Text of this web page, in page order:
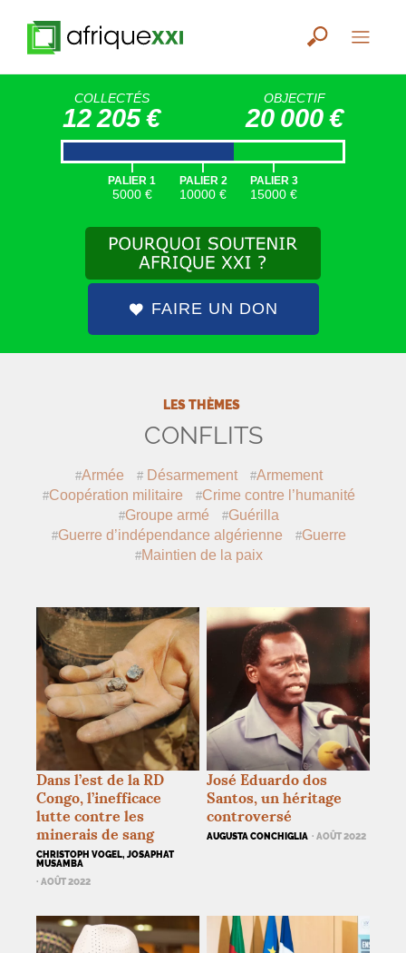
COLLECTÉS
12 205 €
OBJECTIF
20 000 €
|
PALIER 1
5000 €
|
PALIER 2
10000 €
|
PALIER 3
15000 €
FAIRE UN DON
LES THÈMES
CONFLITS
Armée Désarmement
Armement
Coopération militaire
Crime contre l’humanité
Groupe armé
Guérilla
Guerre d’indépendance algérienne
Guerre
Maintien de la paix
Dans l’est de la RD
Congo, l’inefficace
lutte contre les
minerais de sang
CHRISTOPH VOGEL, JOSAPHAT
MUSAMBA
· AOÛT 2022
José Eduardo dos
Santos, un héritage
controversé
AUGUSTA CONCHIGLIA · AOÛT 2022